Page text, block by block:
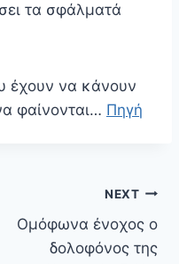
τα σφάλματά
έχουν να κάνουν
φαίνονται… Πηγή
NEXT
Ομόφωνα ένοχος ο
δολοφόνος της